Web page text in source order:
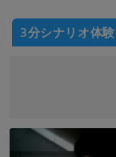
3分シナリオ体験